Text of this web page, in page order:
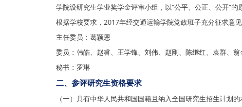
学院设研究生学业奖学金评审小组，以“公平、公正、公开”
根据学校要求，2017年经交通运输学院党政班子充分征求意
主任委员：葛颖恩
委员：韩皓、赵睿、王学锋、刘伟、赵刚、陈继红、袁群、翁
秘书：罗琳
二、参评研究生资格要求
（一）具有中华人民共和国国籍且纳入全国研究生招生计划